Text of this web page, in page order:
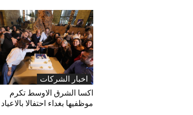
اخبار الشركات
اكسا الشرق الاوسط تكرم
موظفيها بغداء احتفالا بالاعياد